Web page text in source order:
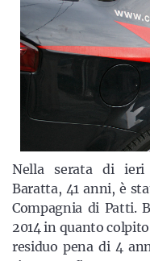
Nella serata di ieri
Baratta, 41 anni, è
Compagnia di Patti.
2014 in quanto
residuo pena di 4